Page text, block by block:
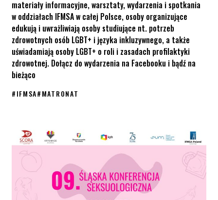
materiały informacyjne, warsztaty, wydarzenia i spotkania
w oddziałach IFMSA w całej Polsce, osoby organizujące
edukują i uwrażliwiają osoby studiujące nt. potrzeb
zdrowotnych osób LGBT+ i języka inkluzywnego, a także
uświadamiają osoby LGBT+ o roli i zasadach profilaktyki
zdrowotnej. Dołącz do wydarzenia na Facebooku i bądź na
bieżąco
#IFMSA#MATRONAT